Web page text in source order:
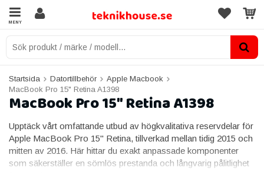
MENY
Startsida Datortillbehör
Apple Macbook
MacBook Pro 15" Retina A1398
MacBook Pro 15" Retina A1398
Upptäck vårt omfattande utbud av högkvalitativa reservdelar för
Apple MacBook Pro 15" Retina, tillverkad mellan tidig 2015 och
mitten av 2016. Här hittar du exakt anpassade komponenter
som säkerställer en sömlös prestanda och långvarig pålitlighet